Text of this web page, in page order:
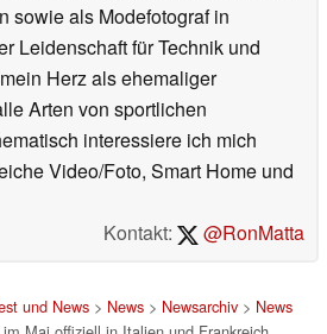
sowie als Modefotograf in
Leidenschaft für Technik und
Herz als ehemaliger
Arten von sportlichen
interessiere ich mich
Video/Foto, Smart Home und
Kontakt:
@RonMatta
und News> News> Newsarchiv> News